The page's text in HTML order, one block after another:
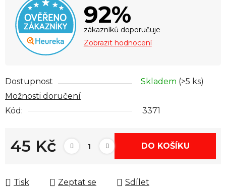
92%
zákazníků doporučuje
Zobrazit hodnocení
Dostupnost Skladem (>5 ks)
Možnosti doručení
Kód:
3371
45 Kč DO KOŠÍKU
Tisk Zeptat se Sdílet